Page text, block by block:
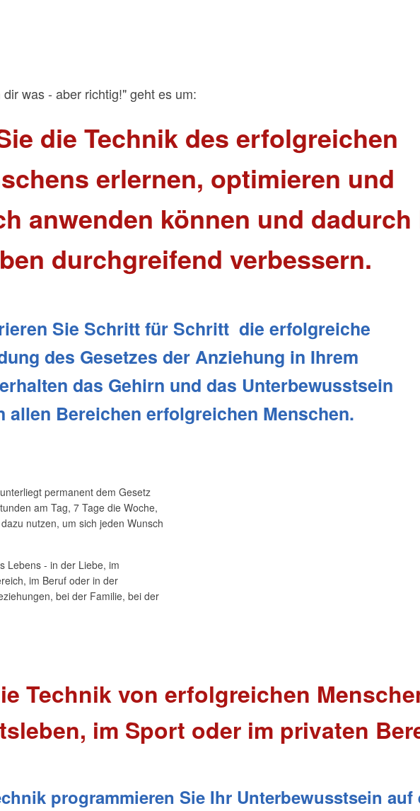
was - aber richtig!" geht es um:
die Technik des erfolgreichen
erlernen, optimieren und
anwenden können und dadurch
durchgreifend verbessern.
Sie Schritt für Schritt die erfolgreiche
des Gesetzes der Anziehung in Ihrem
das Gehirn und das Unterbewusstsein
allen Bereichen erfolgreichen Menschen.
permanent dem Gesetz
am Tag, 7 Tage die Woche,
nutzen, um sich jeden Wunsch
Lebens - in der Liebe, im
im Beruf oder in der
bei der Familie, bei der
Technik von erfolgreichen
im Sport oder im privaten
programmieren Sie Ihr Unterbewusstsein auf